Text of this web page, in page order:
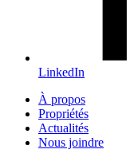
LinkedIn
À propos
Propriétés
Actualités
Nous joindre